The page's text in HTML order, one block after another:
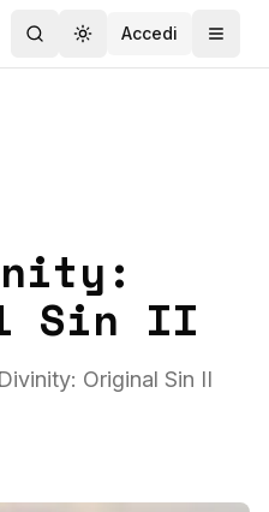
Toggle theme
Accedi
Sin II
Original Sin II